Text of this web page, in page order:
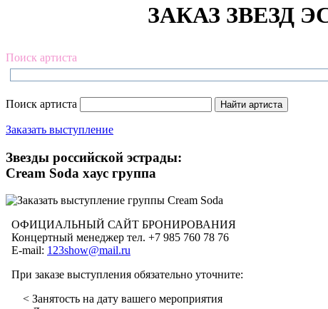
ЗАКАЗ ЗВЕЗД
Поиск артиста
Поиск артиста
Заказать выступление
Звезды российской эстрады:
Cream Soda хаус группа
ОФИЦИАЛЬНЫЙ САЙТ БРОНИРОВАНИЯ
Концертный менеджер тел. +7 985 760 78 76
E-mail: 123show@mail.ru
При заказе выступления обязательно уточните:
< Занятость на дату вашего мероприятия